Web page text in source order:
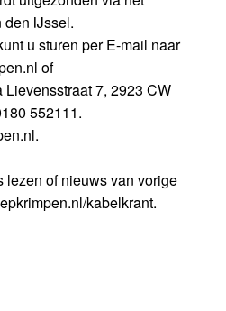
IJssel.
u sturen per E-mail naar
of
Lievensstraat 7, 2923 CW
552111.
lezen of nieuws van vorige
kabelkrant.